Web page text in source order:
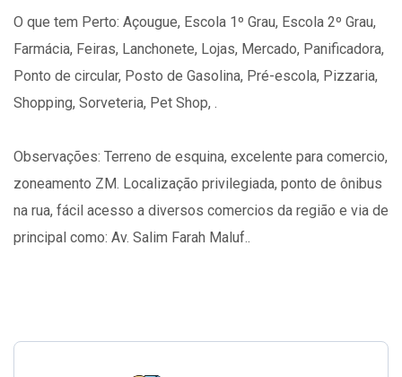
O que tem Perto: Açougue, Escola 1º Grau, Escola 2º Grau,
Farmácia, Feiras, Lanchonete, Lojas, Mercado, Panificadora,
Ponto de circular, Posto de Gasolina, Pré-escola, Pizzaria,
Shopping, Sorveteria, Pet Shop, .
Observações: Terreno de esquina, excelente para comercio,
zoneamento ZM. Localização privilegiada, ponto de ônibus
na rua, fácil acesso a diversos comercios da região e via de
principal como: Av. Salim Farah Maluf..